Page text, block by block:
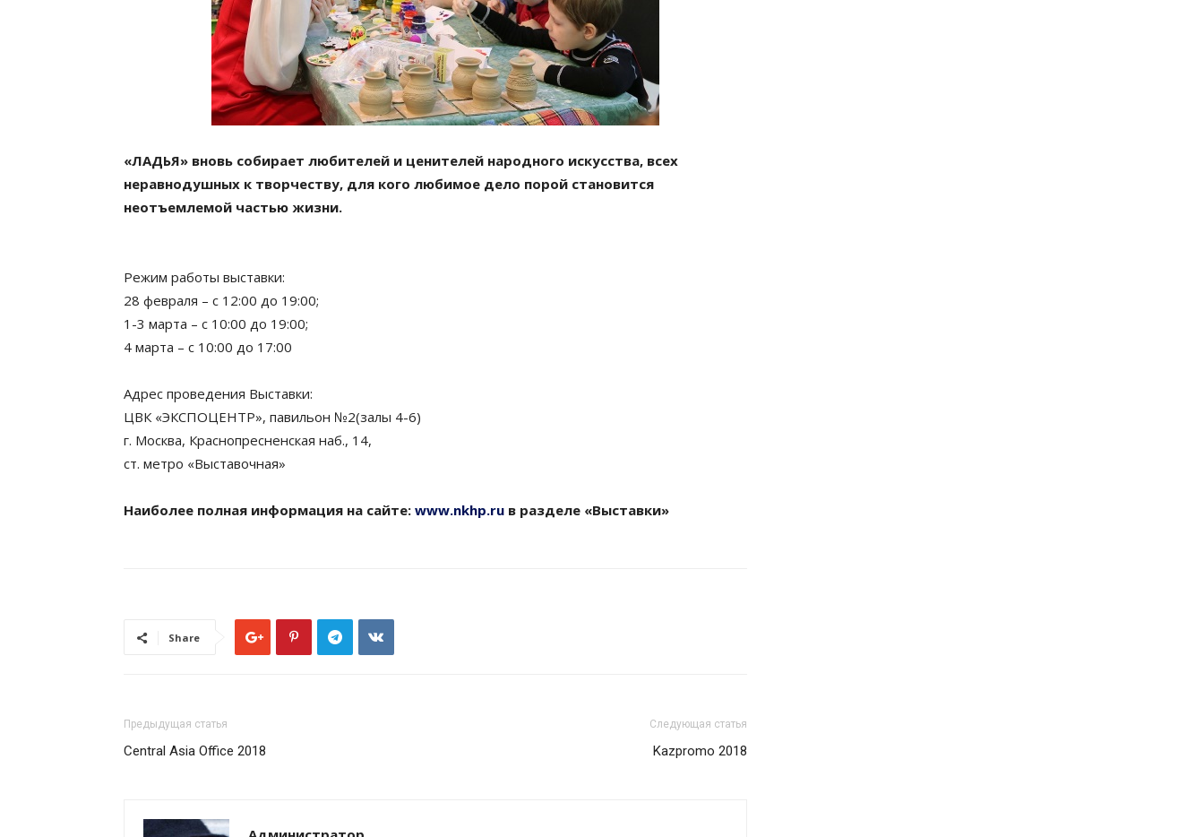
«ЛАДЬЯ» вновь собирает любителей и ценителей народного искусства, всех
неравнодушных к творчеству, для кого любимое дело порой становится
неотъемлемой частью жизни.
Режим работы выставки:
28 февраля – с 12:00 до 19:00;
1-3 марта – с 10:00 до 19:00;
4 марта – с 10:00 до 17:00
Адрес проведения Выставки:
ЦВК «ЭКСПОЦЕНТР», павильон №2(залы 4-6)
г. Москва, Краснопресненская наб., 14,
ст. метро «Выставочная»
Наиболее полная информация на сайте: www.nkhp.ru в разделе «Выставки»
Share
Предыдущая статья
Central Asia Office 2018
Следующая статья
Kazpromo 2018